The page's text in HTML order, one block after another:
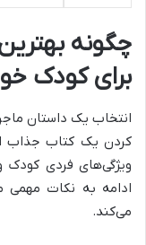
چگونه
برای کودک
انتخاب یک داستان
کردن یک کتاب جذاب
ویژگی‌های فردی کودک
ادامه به نکات مهمی
می‌کند.